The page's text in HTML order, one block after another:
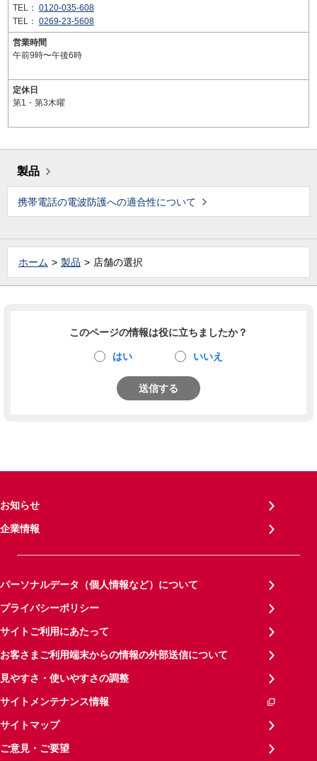
TEL： 0120-035-608
TEL： 0269-23-5608
営業時間
午前9時〜午後6時
定休日
第1・第3木曜
製品
携帯電話の電波防護への適合性について
ホーム 製品 店舗の選択
このページの情報は役に立ちましたか？
はい いいえ
送信する
お知らせ
企業情報
パーソナルデータ（個人情報など）について
プライバシーポリシー
サイトご利用にあたって
お客さまご利用端末からの情報の外部送信について
見やすさ・使いやすさの調整
サイトメンテナンス情報
サイトマップ
ご意見・ご要望